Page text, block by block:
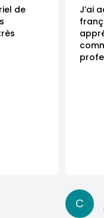
de
J’ai
C